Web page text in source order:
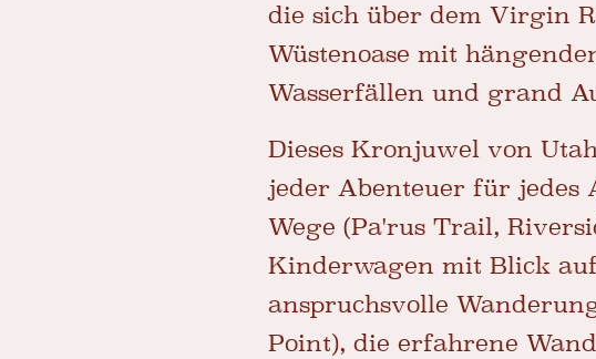
die sich über dem Virgin
Wüstenoase mit
Wasserfällen und grand
Dieses Kronjuwel von
jeder Abenteuer für jedes
Wege (Pa'rus Trail,
Kinderwagen mit Blick
anspruchsvolle
Point), die erfahrene